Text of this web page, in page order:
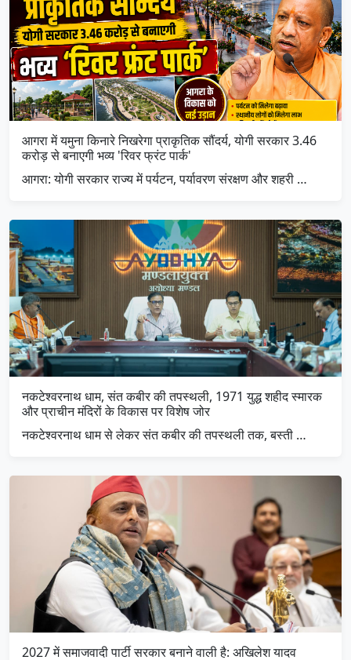
आगरा में यमुना किनारे निखरेगा प्राकृतिक सौंदर्य, योगी सरकार 3.46
करोड़ से बनाएगी भव्य 'रिवर फ्रंट पार्क'
आगरा: योगी सरकार राज्य में पर्यटन, पर्यावरण संरक्षण और शहरी …
नकटेश्वरनाथ धाम, संत कबीर की तपस्थली, 1971 युद्ध शहीद स्मारक
और प्राचीन मंदिरों के विकास पर विशेष जोर
नकटेश्वरनाथ धाम से लेकर संत कबीर की तपस्थली तक, बस्ती …
2027 में समाजवादी पार्टी सरकार बनाने वाली है: अखिलेश यादव